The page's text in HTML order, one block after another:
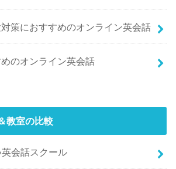
策におすすめのオンライン英会話
のオンライン英会話
教室の比較
会話スクール